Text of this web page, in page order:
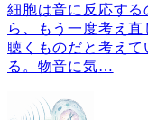
細胞は音に反応す
ら、もう一度考え
聴くものだと考え
る。物音に気…